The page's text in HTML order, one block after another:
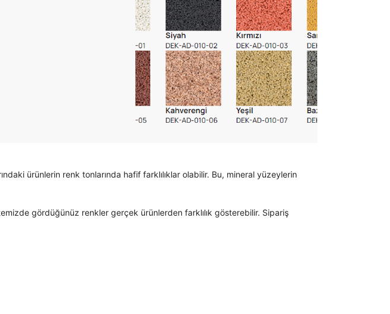
ürünlerin renk tonlarında hafif farklılıklar olabilir. Bu, mineral yüzeylerin
gördüğünüz renkler gerçek ürünlerden farklılık gösterebilir. Sipariş